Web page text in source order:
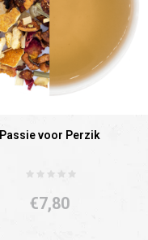
Passie voor Perzik
€7,80